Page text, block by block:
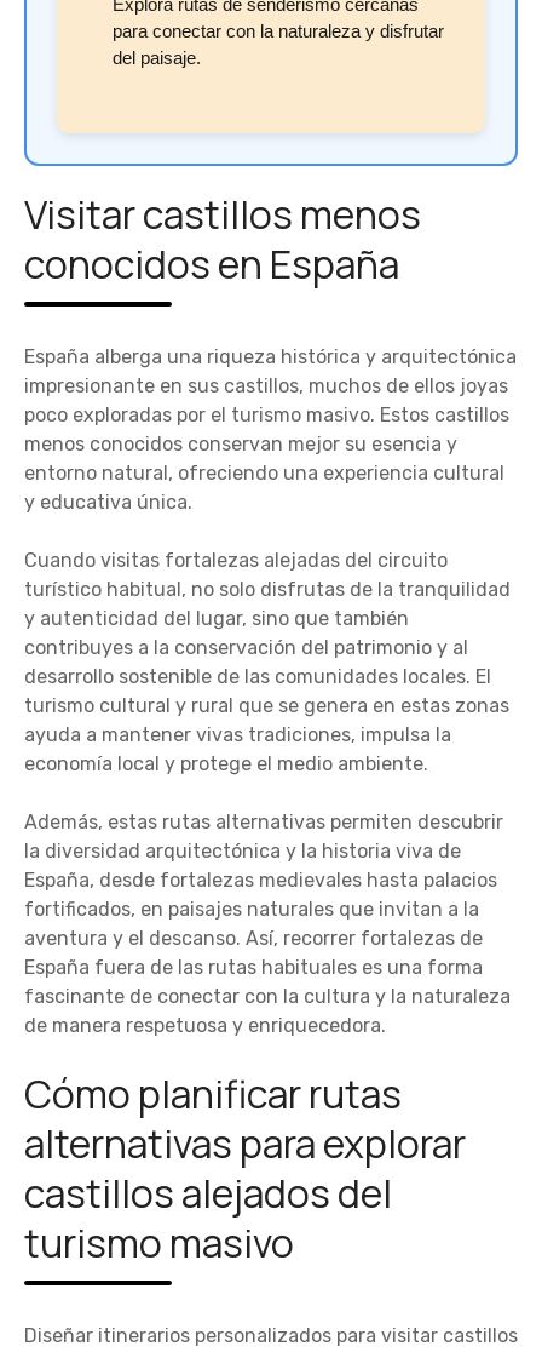
Explora rutas de senderismo cercanas
para conectar con la naturaleza y disfrutar
del paisaje.
Visitar castillos menos
conocidos en España
España alberga una riqueza histórica y arquitectónica
impresionante en sus castillos, muchos de ellos joyas
poco exploradas por el turismo masivo. Estos castillos
menos conocidos conservan mejor su esencia y
entorno natural, ofreciendo una experiencia cultural
y educativa única.
Cuando visitas fortalezas alejadas del circuito
turístico habitual, no solo disfrutas de la tranquilidad
y autenticidad del lugar, sino que también
contribuyes a la conservación del patrimonio y al
desarrollo sostenible de las comunidades locales. El
turismo cultural y rural que se genera en estas zonas
ayuda a mantener vivas tradiciones, impulsa la
economía local y protege el medio ambiente.
Además, estas rutas alternativas permiten descubrir
la diversidad arquitectónica y la historia viva de
España, desde fortalezas medievales hasta palacios
fortificados, en paisajes naturales que invitan a la
aventura y el descanso. Así, recorrer fortalezas de
España fuera de las rutas habituales es una forma
fascinante de conectar con la cultura y la naturaleza
de manera respetuosa y enriquecedora.
Cómo planificar rutas
alternativas para explorar
castillos alejados del
turismo masivo
Diseñar itinerarios personalizados para visitar castillos